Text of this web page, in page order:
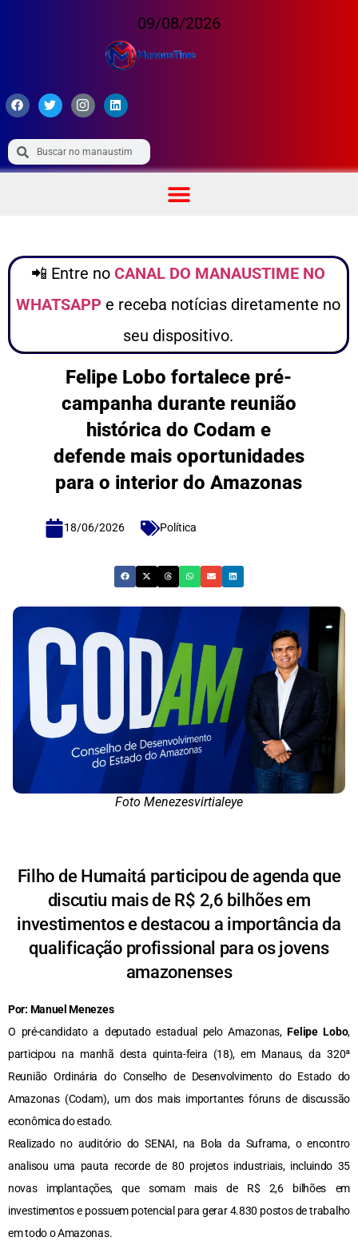
09/08/2026
📲 Entre no CANAL DO MANAUSTIME NO
WHATSAPP e receba notícias diretamente no
seu dispositivo.
Felipe Lobo fortalece pré-
campanha durante reunião
histórica do Codam e
defende mais oportunidades
para o interior do Amazonas
18/06/2026 Política
Foto Menezesvirtialeye
Filho de Humaitá participou de agenda que
discutiu mais de R$ 2,6 bilhões em
investimentos e destacou a importância da
qualificação profissional para os jovens
amazonenses
Por: Manuel Menezes
O pré-candidato a deputado estadual pelo Amazonas,Felipe Lobo,
participou na manhã desta quinta-feira (18), em Manaus, da 320ª
Reunião Ordinária do Conselho de Desenvolvimento do Estado do
Amazonas (Codam), um dos mais importantes fóruns de discussão
econômica do estado.
Realizado no auditório do SENAI, na Bola da Suframa, o encontro
analisou uma pauta recorde de 80 projetos industriais, incluindo 35
novas implantações, que somam mais de R$ 2,6 bilhões em
investimentos e possuem potencial para gerar 4.830 postos de trabalho
em todo o Amazonas.